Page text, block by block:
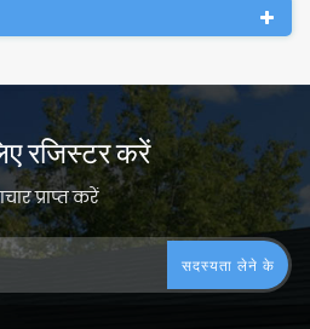
रजिस्टर करें
प्राप्त करें